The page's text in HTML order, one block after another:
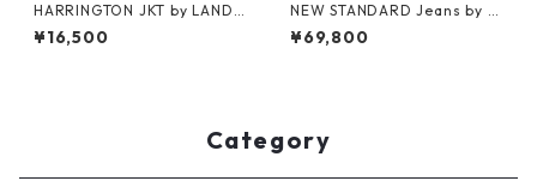
HARRINGTON JKT by LAND
S'END
¥16,500
NEW STANDARD Jeans by A.
P.C. x Supreme
¥69,800
Category